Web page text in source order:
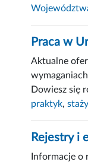
Praca w
Aktualne
Dowiesz się
praktyk,staży
Rejestry i
Informacje o